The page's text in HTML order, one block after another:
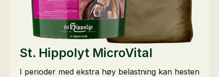
St. Hippolyt MicroVital
I perioder med ekstra høy belastning kan hesten